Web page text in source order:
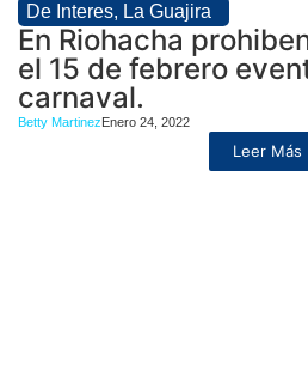
De Interes, La Guajira
En Riohacha
el 15 de febrero
carnaval.
Betty Martinez Enero 24, 2022
Leer Más